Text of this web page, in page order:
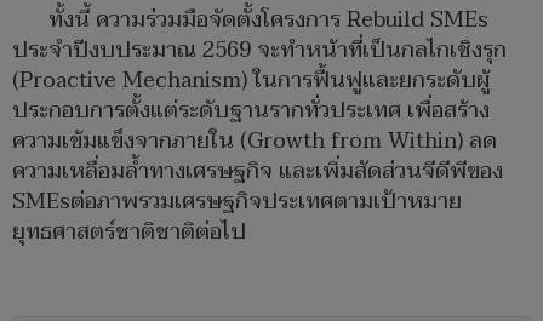
ทั้งนี้ ความร่วมมือจัดตั้งโครงการ Rebuild SMEs
ประจำปีงบประมาณ 2569 จะทำหน้าที่เป็นกลไกเชิงรุก
(Proactive Mechanism) ในการฟื้นฟูและยกระดับผู้
ประกอบการตั้งแต่ระดับฐานรากทั่วประเทศ เพื่อสร้าง
ความเข้มแข็งจากภายใน (Growth from Within) ลด
ความเหลื่อมล้ำทางเศรษฐกิจ และเพิ่มสัดส่วนจีดีพีของ
SMEsต่อภาพรวมเศรษฐกิจประเทศตามเป้าหมาย
ยุทธศาสตร์ชาติชาติต่อไป